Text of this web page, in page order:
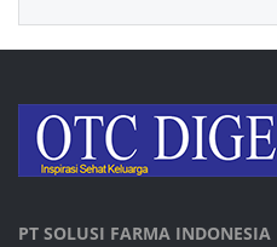
PT SOLUSI FARMA INDONESIA